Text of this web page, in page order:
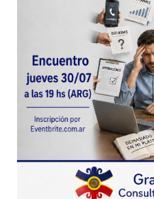
Este sitio esta
reCAPTCHA y la
privacidady los
de Googlese
Enviar Comentario